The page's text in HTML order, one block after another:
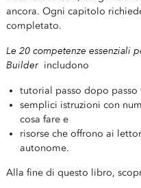
ancora. Ogni capitolo
completato.
Le 20 competenze essenziali
Builderincludono
tutorial passo dopo passo
semplici istruzioni con
cosa fare e
risorse che offrono ai
autonome.
Alla fine di questo libro,